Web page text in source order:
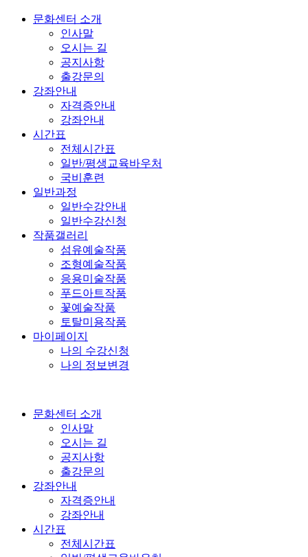
문화센터 소개
인사말
오시는 길
공지사항
출강문의
강좌안내
자격증안내
강좌안내
시간표
전체시간표
일반/평생교육바우처
국비훈련
일반과정
일반수강안내
일반수강신청
작품갤러리
섬유예술작품
조형예술작품
응용미술작품
푸드아트작품
꽃예술작품
토탈미용작품
마이페이지
나의 수강신청
나의 정보변경
문화센터 소개
인사말
오시는 길
공지사항
출강문의
강좌안내
자격증안내
강좌안내
시간표
전체시간표